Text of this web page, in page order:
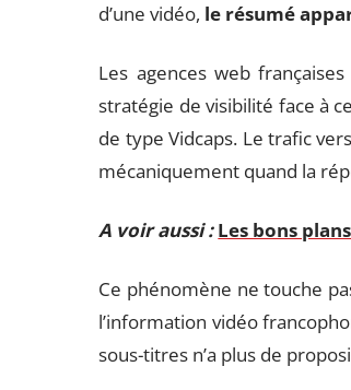
d’une vidéo, le résumé
Les agences web
stratégie de visibilité face à
de type Vidcaps. Le trafic
mécaniquement quand la
A voir aussi : Les bons
Ce phénomène ne touche
l’information vidéo
sous-titres n’a plus de